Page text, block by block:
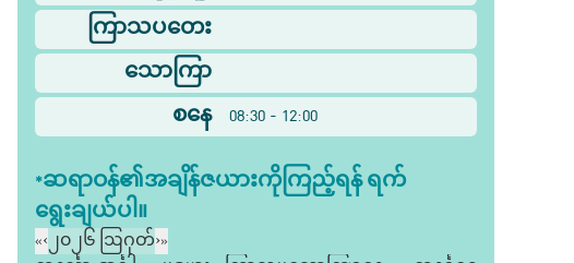
ကြာသပတေး
သောကြာ
စနေ
08:30 - 12:00
*ဆရာဝန်၏အချိန်ဇယားကိုကြည့်ရန် ရက်
ရွေးချယ်ပါ။
«‹ ၂၀၂၆ ဩဂုတ်›»